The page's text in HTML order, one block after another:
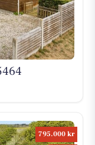
795.000 kr